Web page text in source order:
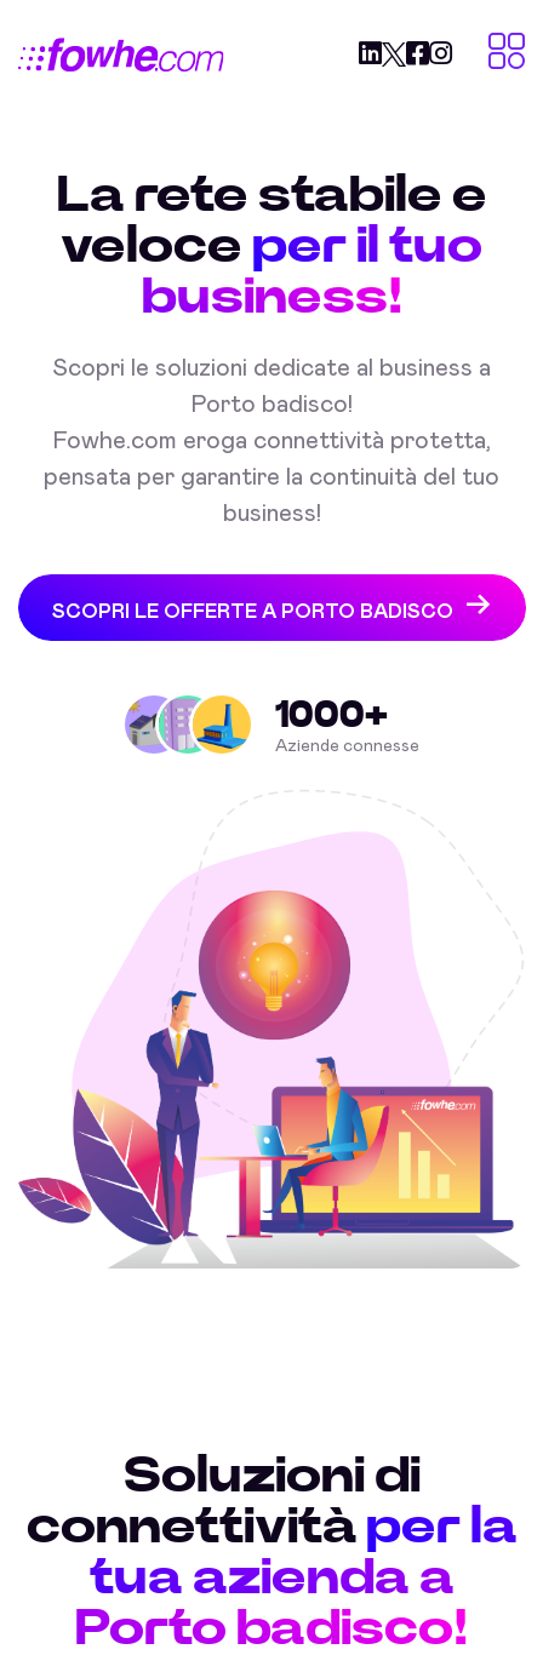
La rete stabile e
veloce per il tuo
business!
Scopri le soluzioni dedicate al business a
Porto badisco!
Fowhe.com eroga connettività protetta,
pensata per garantire la continuità del tuo
business!
SCOPRI LE OFFERTE A PORTO BADISCO
1000+
Aziende connesse
Soluzioni di
connettività per la
tua azienda a
Porto badisco!